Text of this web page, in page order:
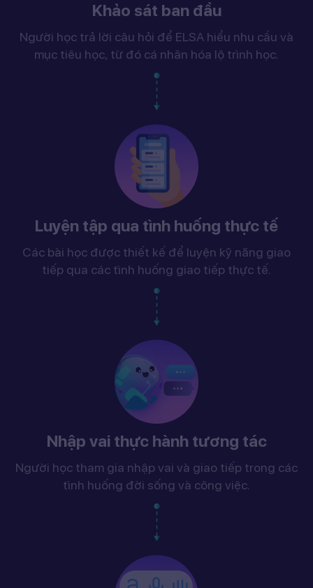
Khảo sát ban đầu
Người học trả lời câu hỏi để ELSA hiểu nhu cầu và
mục tiêu học, từ đó cá nhân hóa lộ trình học.
Luyện tập qua tình huống thực tế
Các bài học được thiết kế để luyện kỹ năng giao
tiếp qua các tình huống giao tiếp thực tế.
Nhập vai thực hành tương tác
Người học tham gia nhập vai và giao tiếp trong các
tình huống đời sống và công việc.